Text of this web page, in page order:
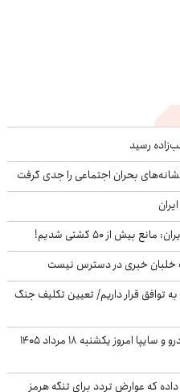
رسید
بیش از ۵۰ کشتی شدیم!
خلبان خبری در دسترس نیست
توافق قرار داریم/ تعیین تکلیف جنگ
تغییرات تند قیمت محصولات ایران‌خودرو و سایپا امروز یکشنبه ۱۸ مرداد ۱۴۰۵
که عوارض تردد برای تنگه هرمز